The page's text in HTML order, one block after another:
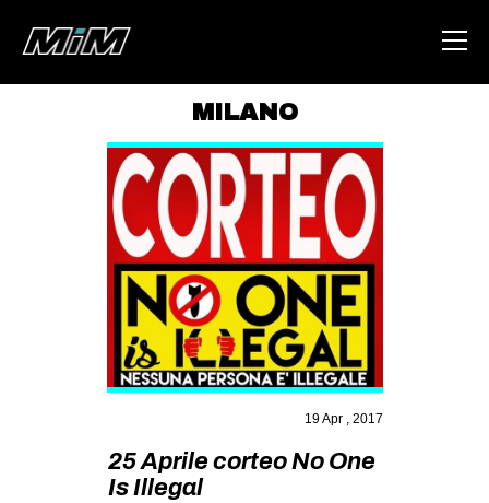
ABOUT
AREA
DEGENERAZIONE
GAZA FREESTYLE
CSOA LAMBRETTA
MSM
STUDENTI TSUNAMI
ZAM
MILANO
19 Apr , 2017
25 Aprile corteo No One
Is Illegal